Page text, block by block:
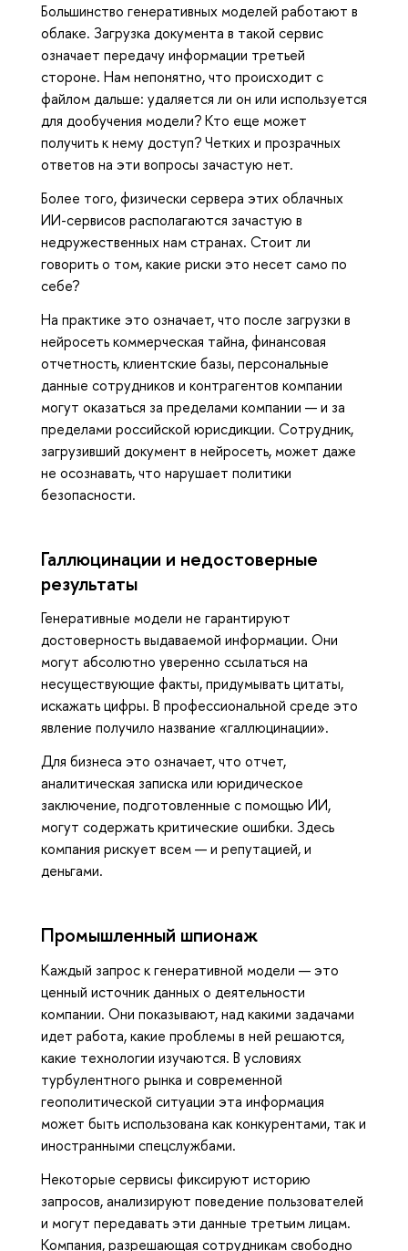
Большинство генеративных моделей работают в
облаке. Загрузка документа в такой сервис
означает передачу информации третьей
стороне. Нам непонятно, что происходит с
файлом дальше: удаляется ли он или используется
для дообучения модели? Кто еще может
получить к нему доступ? Четких и прозрачных
ответов на эти вопросы зачастую нет.
Более того, физически сервера этих облачных
ИИ-сервисов располагаются зачастую в
недружественных нам странах. Стоит ли
говорить о том, какие риски это несет само по
себе?
На практике это означает, что после загрузки в
нейросеть коммерческая тайна, финансовая
отчетность, клиентские базы, персональные
данные сотрудников и контрагентов компании
могут оказаться за пределами компании — и за
пределами российской юрисдикции. Сотрудник,
загрузивший документ в нейросеть, может даже
не осознавать, что нарушает политики
безопасности.
Галлюцинации и недостоверные
результаты
Генеративные модели не гарантируют
достоверность выдаваемой информации. Они
могут абсолютно уверенно ссылаться на
несуществующие факты, придумывать цитаты,
искажать цифры. В профессиональной среде это
явление получило название «галлюцинации».
Для бизнеса это означает, что отчет,
аналитическая записка или юридическое
заключение, подготовленные с помощью ИИ,
могут содержать критические ошибки. Здесь
компания рискует всем — и репутацией, и
деньгами.
Промышленный шпионаж
Каждый запрос к генеративной модели — это
ценный источник данных о деятельности
компании. Они показывают, над какими задачами
идет работа, какие проблемы в ней решаются,
какие технологии изучаются. В условиях
турбулентного рынка и современной
геополитической ситуации эта информация
может быть использована как конкурентами, так и
иностранными спецслужбами.
Некоторые сервисы фиксируют историю
запросов, анализируют поведение пользователей
и могут передавать эти данные третьим лицам.
Компания, разрешающая сотрудникам свободно